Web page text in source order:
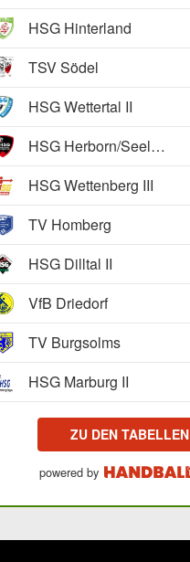
HSG Hinterland
TSV Södel
HSG Wettertal II
HSG Herborn/Seelbach
HSG Wettenberg III
TV Homberg
HSG Dilltal II
VfB Driedorf
TV Burgsolms
HSG Marburg II
ZU DEN TABELLEN
powered by